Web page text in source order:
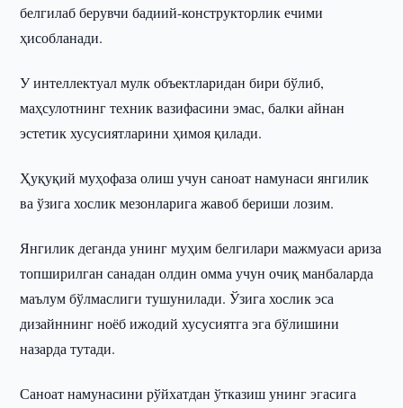
белгилаб берувчи бадиий-конструкторлик ечими
ҳисобланади.
У интеллектуал мулк объектларидан бири бўлиб,
маҳсулотнинг техник вазифасини эмас, балки айнан
эстетик хусусиятларини ҳимоя қилади.
Ҳуқуқий муҳофаза олиш учун саноат намунаси янгилик
ва ўзига хослик мезонларига жавоб бериши лозим.
Янгилик деганда унинг муҳим белгилари мажмуаси ариза
топширилган санадан олдин омма учун очиқ манбаларда
маълум бўлмаслиги тушунилади. Ўзига хослик эса
дизайннинг ноёб ижодий хусусиятга эга бўлишини
назарда тутади.
Саноат намунасини рўйхатдан ўтказиш унинг эгасига